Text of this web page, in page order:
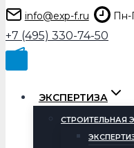
info@exp-f.ru
Пн-
+7 (495) 330-74-50
ЭКСПЕРТИЗА
СТРОИТЕЛЬНАЯ